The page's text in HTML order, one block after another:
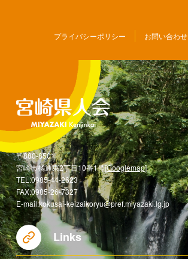
プライバシーポリシー お問い合わせ
〒880-8501
宮崎市橘通東2丁目10番1号[Googlemap]
TEL:0985-44-2623
FAX:0985-26-7327
E-mail:kokusai-keizaikoryu@pref.miyazaki.lg.jp
Links